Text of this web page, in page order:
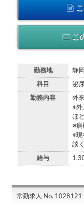
こ
勤務地 静
科目 泌
勤務内容
外
※外
ほ
※病
※現
談
給与
常勤求人 No. 1028121